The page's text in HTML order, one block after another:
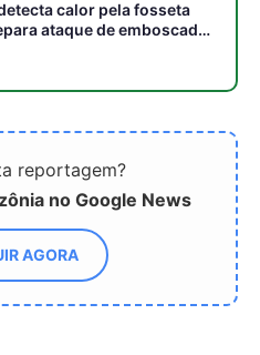
Lendas amazônicas e
palavras tupis: como a
tradição oral consolidada
molda a identidade e a